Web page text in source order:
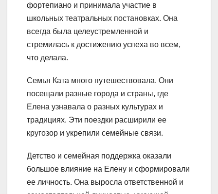
фортепиано и принимала участие в
школьных театральных постановках. Она
всегда была целеустремленной и
стремилась к достижению успеха во всем,
что делала.
Семья Ката много путешествовала. Они
посещали разные города и страны, где
Елена узнавала о разных культурах и
традициях. Эти поездки расширили ее
кругозор и укрепили семейные связи.
Детство и семейная поддержка оказали
большое влияние на Елену и сформировали
ее личность. Она выросла ответственной и